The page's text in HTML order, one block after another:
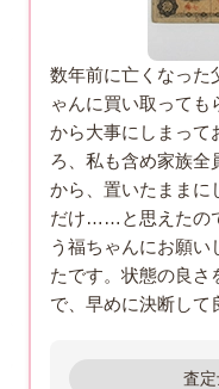
数年前に亡くなった
ゃんに買い取っても
から大事にしまって
ろ、私も含め家族全
から、置いたままに
だけ……と思えたの
う福ちゃんにお願い
たです。状態の良さ
で、早めに決断して
査